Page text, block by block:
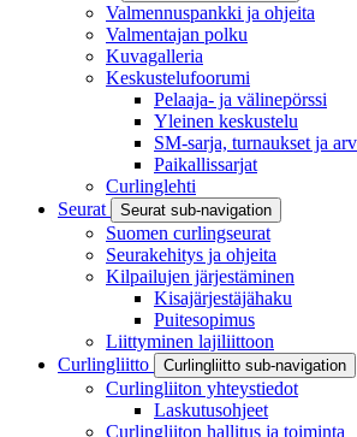
Valmennuspankki ja ohjeita
Valmentajan polku
Kuvagalleria
Keskustelufoorumi
Pelaaja- ja välinepörssi
Yleinen keskustelu
SM-sarja, turnaukset ja
Paikallissarjat
Curlinglehti
Seurat
Seurat sub-navigation
Suomen curlingseurat
Seurakehitys ja ohjeita
Kilpailujen järjestäminen
Kisajärjestäjähaku
Puitesopimus
Liittyminen lajiliittoon
Curlingliitto
Curlingliitto sub-navigation
Curlingliiton yhteystiedot
Laskutusohjeet
Curlingliiton hallitus ja toiminta